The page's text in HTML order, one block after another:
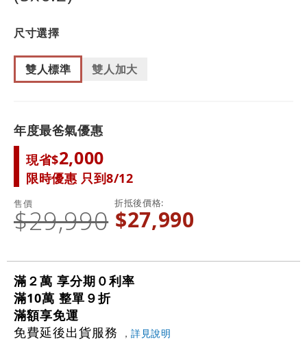
尺寸選擇
雙人標準 雙人加大
年度最爸氣優惠
現省$2,000
限時優惠 只到8/12
折抵後價格
$27,990
售價
$29,990
滿２萬 享分期０利率
滿10萬 整單９折
滿額享免運
免費延後出貨服務 ，詳見說明